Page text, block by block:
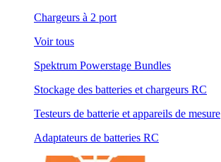
Chargeurs à 2 port
Voir tous
Spektrum Powerstage Bundles
Stockage des batteries et chargeurs RC
Testeurs de batterie et appareils de mesure
Adaptateurs de batteries RC